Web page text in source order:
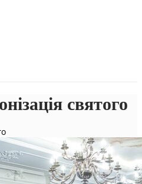
святого